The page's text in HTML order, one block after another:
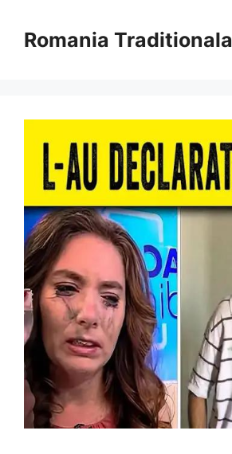
conținutRomania Traditionala